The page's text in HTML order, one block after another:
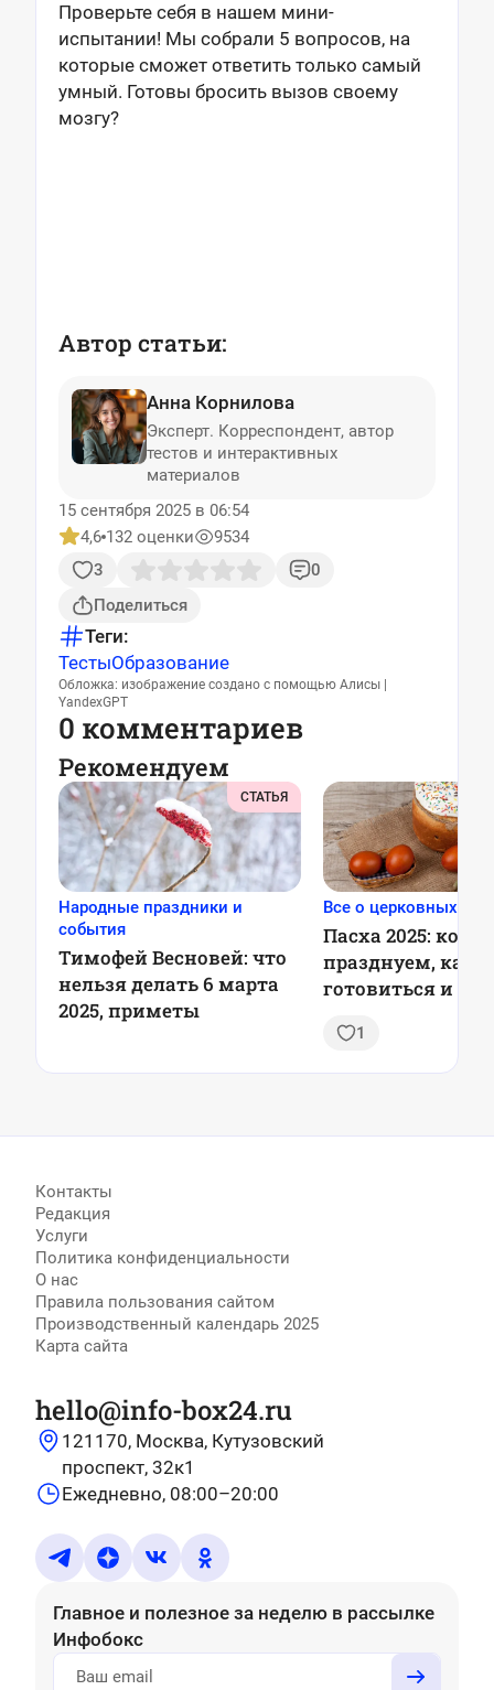
Проверьте себя в нашем мини-
испытании! Мы собрали 5 вопросов, на
которые сможет ответить только самый
умный. Готовы бросить вызов своему
мозгу?
Автор статьи:
Анна Корнилова
Эксперт. Корреспондент, автор
тестов и интерактивных
материалов
15 сентября 2025 в 06:54
4,6 132 оценки
9534
3
0
Поделиться
Теги:
ТестыОбразование
Обложка: изображение создано с помощью Алисы |
YandexGPT
0 комментариев
Рекомендуем
СТАТЬЯ
Народные праздники и
события
Тимофей Весновей: что
нельзя делать 6 марта
2025, приметы
Все о церковных
Пасха 2025: когда
празднуем, как
готовиться и что
1
Контакты
Редакция
Услуги
Политика конфиденциальности
О нас
Правила пользования сайтом
Производственный календарь 2025
Карта сайта
hello@info-box24.ru
121170, Москва, Кутузовский
проспект, 32к1
Ежедневно, 08:00–20:00
Главное и полезное за неделю в рассылке
Инфобокс